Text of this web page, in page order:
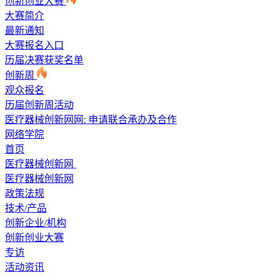
大赛简介
最新通知
大赛报名入口
历届决赛获奖名单
创新周
观众报名
历届创新周活动
医疗器械创新网网: 申请联合承办及合作
网络学院
首页
医疗器械创新网
医疗器械创新网
政策法规
技术/产品
创新企业/机构
创新创业大赛
专访
活动资讯